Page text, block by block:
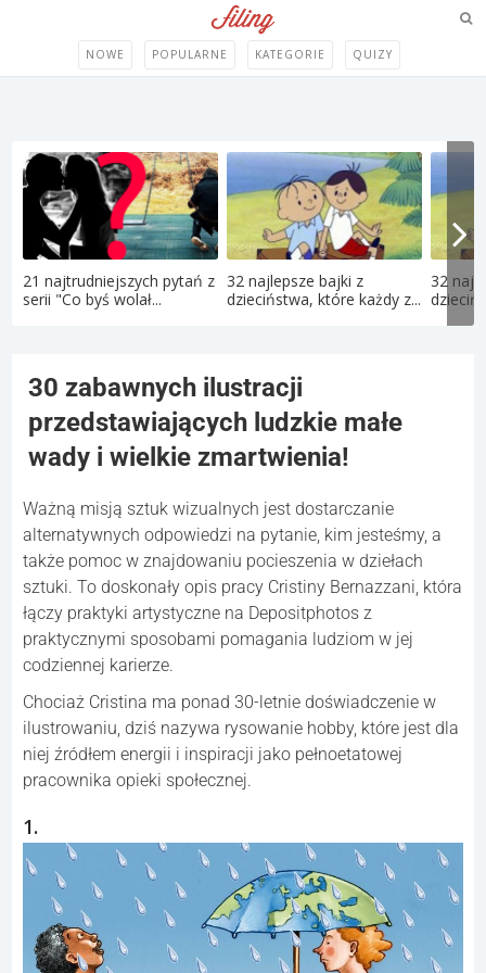
NOWE POPULARNE KATEGORIE QUIZY
21 najtrudniejszych pytań z
serii "Co byś wolał...
32 najlepsze bajki z
dzieciństwa, które każdy z...
32
30 zabawnych ilustracji
przedstawiających ludzkie małe
wady i wielkie zmartwienia!
Ważną misją sztuk wizualnych jest dostarczanie
alternatywnych odpowiedzi na pytanie, kim jesteśmy, a
także pomoc w znajdowaniu pocieszenia w dziełach
sztuki. To doskonały opis pracy Cristiny Bernazzani, która
łączy praktyki artystyczne na Depositphotos z
praktycznymi sposobami pomagania ludziom w jej
codziennej karierze.
Chociaż Cristina ma ponad 30-letnie doświadczenie w
ilustrowaniu, dziś nazywa rysowanie hobby, które jest dla
niej źródłem energii i inspiracji jako pełnoetatowej
pracownika opieki społecznej.
1.